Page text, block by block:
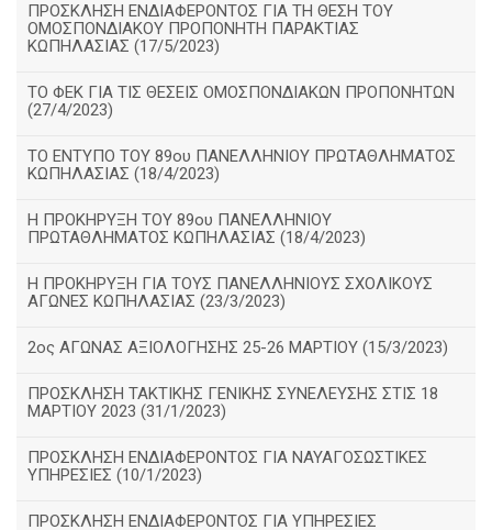
ΠΡΟΣΚΛΗΣΗ ΕΝΔΙΑΦΕΡΟΝΤΟΣ ΓΙΑ ΤΗ ΘΕΣΗ ΤΟΥ
ΟΜΟΣΠΟΝΔΙΑΚΟΥ ΠΡΟΠΟΝΗΤΗ ΠΑΡΑΚΤΙΑΣ
ΚΩΠΗΛΑΣΙΑΣ (17/5/2023)
ΤΟ ΦΕΚ ΓΙΑ ΤΙΣ ΘΕΣΕΙΣ ΟΜΟΣΠΟΝΔΙΑΚΩΝ ΠΡΟΠΟΝΗΤΩΝ
(27/4/2023)
ΤΟ ΕΝΤΥΠΟ ΤΟΥ 89ου ΠΑΝΕΛΛΗΝΙΟΥ ΠΡΩΤΑΘΛΗΜΑΤΟΣ
ΚΩΠΗΛΑΣΙΑΣ (18/4/2023)
Η ΠΡΟΚΗΡΥΞΗ ΤΟΥ 89ου ΠΑΝΕΛΛΗΝΙΟΥ
ΠΡΩΤΑΘΛΗΜΑΤΟΣ ΚΩΠΗΛΑΣΙΑΣ (18/4/2023)
Η ΠΡΟΚΗΡΥΞΗ ΓΙΑ ΤΟΥΣ ΠΑΝΕΛΛΗΝΙΟΥΣ ΣΧΟΛΙΚΟΥΣ
ΑΓΩΝΕΣ ΚΩΠΗΛΑΣΙΑΣ (23/3/2023)
2ος ΑΓΩΝΑΣ ΑΞΙΟΛΟΓΗΣΗΣ 25-26 ΜΑΡΤΙΟΥ (15/3/2023)
ΠΡΟΣΚΛΗΣΗ ΤΑΚΤΙΚΗΣ ΓΕΝΙΚΗΣ ΣΥΝΕΛΕΥΣΗΣ ΣΤΙΣ 18
ΜΑΡΤΙΟΥ 2023 (31/1/2023)
ΠΡΟΣΚΛΗΣΗ ΕΝΔΙΑΦΕΡΟΝΤΟΣ ΓΙΑ ΝΑΥΑΓΟΣΩΣΤΙΚΕΣ
ΥΠΗΡΕΣΙΕΣ (10/1/2023)
ΠΡΟΣΚΛΗΣΗ ΕΝΔΙΑΦΕΡΟΝΤΟΣ ΓΙΑ ΥΠΗΡΕΣΙΕΣ